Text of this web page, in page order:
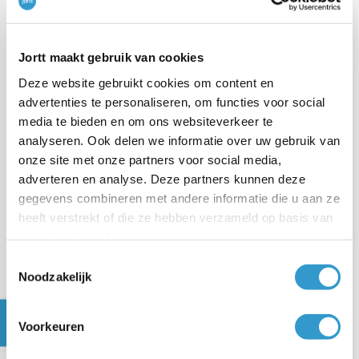
Jortt maakt gebruik van cookies
Deze website gebruikt cookies om content en
advertenties te personaliseren, om functies voor social
media te bieden en om ons websiteverkeer te
analyseren. Ook delen we informatie over uw gebruik van
onze site met onze partners voor social media,
adverteren en analyse. Deze partners kunnen deze
gegevens combineren met andere informatie die u aan ze
heeft verstrekt of die ze hebben verzameld op basis van
Noodzakelijk
Voorkeuren
rekening-courant aan om de zaken netjes
gescheiden te houden.
Overzicht rekening-courant
Wil je in één overzicht zien wat je allemaal op de
rekening-courant hebt geboekt? Ga dan naar
Geldzaken in het hoofdmenu en klik op Rekening-
VORIG ARTIKEL